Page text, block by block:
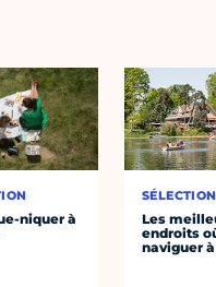
niquer à
SÉLECTION
Les
endroits
naviguer